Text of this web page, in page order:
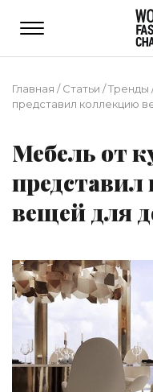
Главная /Статьи /Тренды
представил коллекцию
Мебель от
вещей для